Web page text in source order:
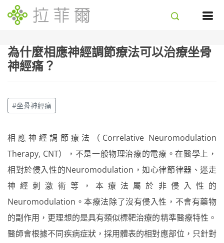
為什麼相應神經調節療法可以治療坐骨
神經痛？
#坐骨神經痛
相應神經調節療法（Correlative Neuromodulation
Therapy, CNT），不是一般物理治療的電療。在醫學上，
相對於侵入性的Neuromodulation，如心律節律器、迷走
神經刺激術等，本療法屬於非侵入性的
Neuromodulation。本療法除了沒有侵入性，不會有藥物
的副作用，更理想的是具有類似標靶治療的精準醫療特性。
醫師會根據不同疾病症狀，採用體表的相對應部位，只針對